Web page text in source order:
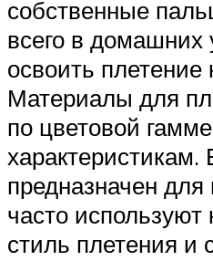
собственные
всего в домашних
освоить плетение
Материалы для
по цветовой
характеристикам.
предназначен для
часто используют
стиль плетения и